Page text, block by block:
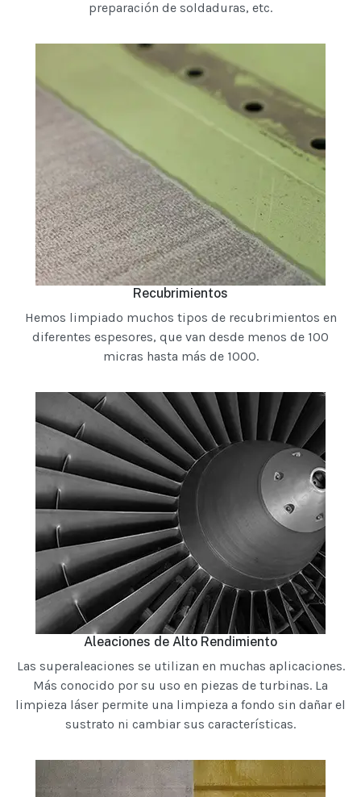
preparación de soldaduras, etc.
Recubrimientos
Hemos limpiado muchos tipos de recubrimientos en
diferentes espesores, que van desde menos de 100
micras hasta más de 1000.
Aleaciones de Alto Rendimiento
Las superaleaciones se utilizan en muchas aplicaciones.
Más conocido por su uso en piezas de turbinas. La
limpieza láser permite una limpieza a fondo sin dañar el
sustrato ni cambiar sus características.